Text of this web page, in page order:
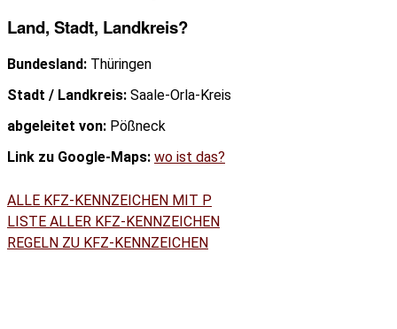
Land, Stadt, Landkreis?
Bundesland: Thüringen
Stadt / Landkreis: Saale-Orla-Kreis
abgeleitet von: Pößneck
Link zu Google-Maps: wo ist das?
ALLE KFZ-KENNZEICHEN MIT P
LISTE ALLER KFZ-KENNZEICHEN
REGELN ZU KFZ-KENNZEICHEN